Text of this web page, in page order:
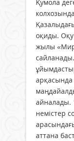
Қумола
оқиды. Оқу
жылы
сайланады.
айналады.
немістер
аттана